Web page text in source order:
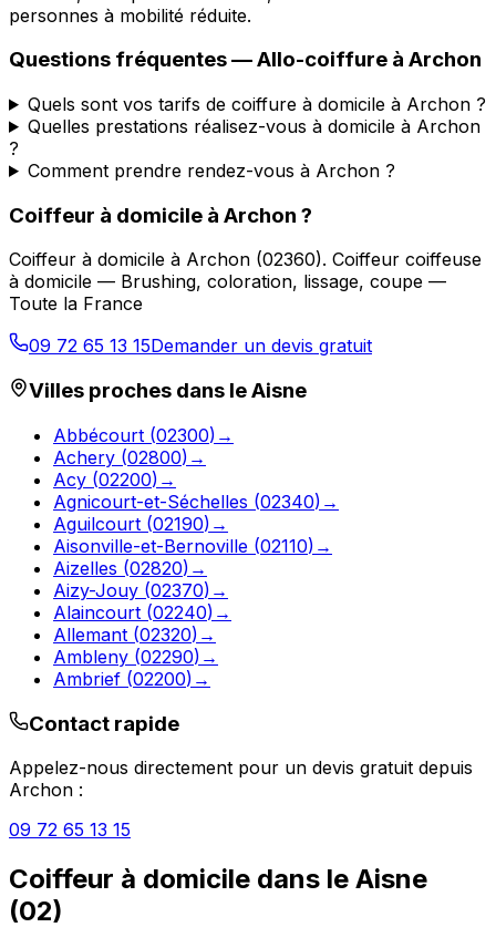
personnes à mobilité réduite.
Questions fréquentes —Allo-coiffure à Archon
Quels sont vos tarifs de coiffure à domicile à Archon ?
Quelles prestations réalisez-vous à domicile à Archon
?
Comment prendre rendez-vous à Archon ?
Coiffeur à domicile à Archon ?
Coiffeur à domicile à Archon (02360). Coiffeur coiffeuse
à domicile — Brushing, coloration, lissage, coupe —
Toute la France
09 72 65 13 15Demander un devis gratuit
Villes proches dans leAisne
Abbécourt (02300) →
Achery (02800) →
Acy (02200) →
Agnicourt-et-Séchelles (02340) →
Aguilcourt (02190) →
Aisonville-et-Bernoville (02110) →
Aizelles (02820) →
Aizy-Jouy (02370) →
Alaincourt (02240) →
Allemant (02320) →
Ambleny (02290) →
Ambrief (02200) →
Contact rapide
Appelez-nous directement pour un devis gratuit depuis
Archon :
09 72 65 13 15
Coiffeur à domicile dans le Aisne
(02)